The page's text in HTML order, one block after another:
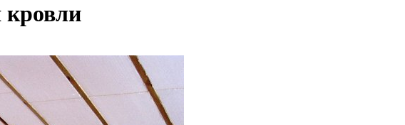
кровли